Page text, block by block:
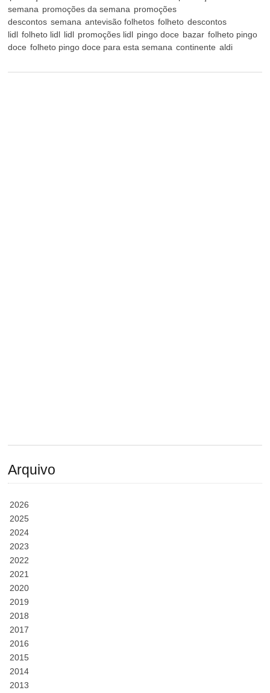
semana promoções da semana promoções
descontos semana antevisão folhetos folheto descontos
lidl folheto lidl lidl promoções lidl pingo doce bazar folheto pingo
doce folheto pingo doce para esta semana continente aldi
Arquivo
2026
2025
2024
2023
2022
2021
2020
2019
2018
2017
2016
2015
2014
2013